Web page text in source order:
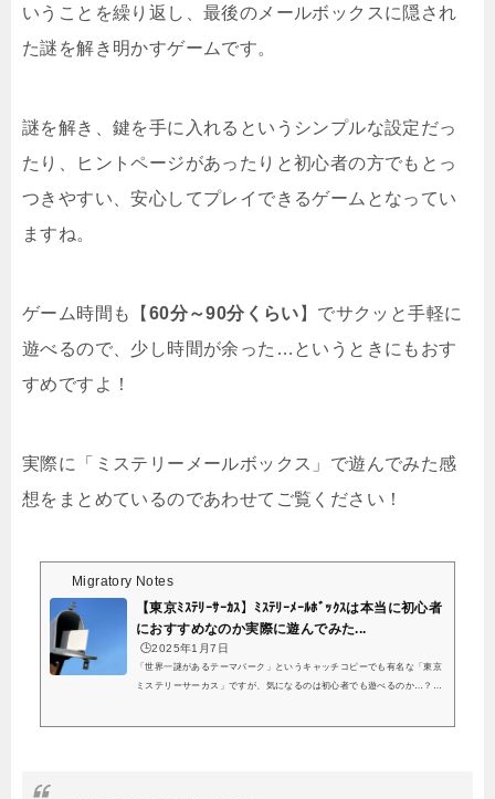
いうことを繰り返し、最後のメールボックスに隠され
た謎を解き明かすゲームです。
謎を解き、鍵を手に入れるというシンプルな設定だっ
たり、
ヒントページがあったりと初心者の方でもとっ
つきやすい、安心してプレイできるゲームとなってい
ますね。
ゲーム時間も【 60分～90分くらい 】でサクッと手軽に
遊べるので、少し時間が余った…というときにもおす
すめですよ！
実際に「ミステリーメールボックス」で遊んでみた感
想をまとめているのであわせてご覧ください！
Migratory Notes
【東京ﾐｽﾃﾘｰｻｰｶｽ】ﾐｽﾃﾘｰﾒｰﾙﾎﾞｯｸｽは本当に初心者
におすすめなのか実際に遊んでみた...
🕒️2025年1月7日
「世界一謎があるテーマパーク」というキャッチコピーでも有名な「東京
ミステリーサーカス」ですが、気になるのは初心者でも遊べるのか…？と